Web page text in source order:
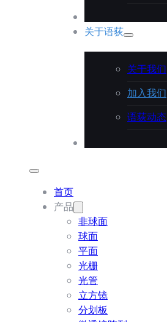
关于语荻
关于我们
加入我们
语荻动态
首页
产品
非球面
球面
平面
光栅
光管
立方镜
分划板